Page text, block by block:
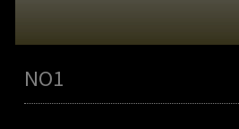
NO1